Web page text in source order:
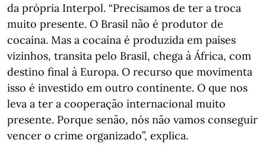
da própria Interpol. “Precisamos de ter a troca
muito presente. O Brasil não é produtor de
cocaína. Mas a cocaína é produzida em países
vizinhos, transita pelo Brasil, chega à África, com
destino final à Europa. O recurso que movimenta
isso é investido em outro continente. O que nos
leva a ter a cooperação internacional muito
presente. Porque senão, nós não vamos conseguir
vencer o crime organizado”, explica.